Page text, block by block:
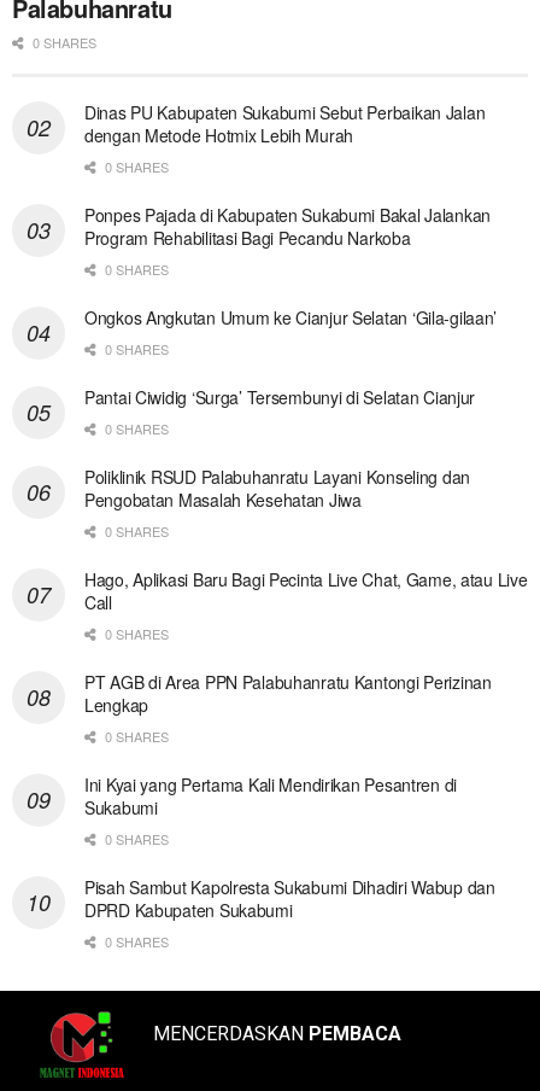
Palabuhanratu
0 SHARES
Dinas PU Kabupaten Sukabumi Sebut Perbaikan Jalan
dengan Metode Hotmix Lebih Murah
0 SHARES
Ponpes Pajada di Kabupaten Sukabumi Bakal Jalankan
Program Rehabilitasi Bagi Pecandu Narkoba
0 SHARES
Ongkos Angkutan Umum ke Cianjur Selatan ‘Gila-gilaan’
0 SHARES
Pantai Ciwidig ‘Surga’ Tersembunyi di Selatan Cianjur
0 SHARES
Poliklinik RSUD Palabuhanratu Layani Konseling dan
Pengobatan Masalah Kesehatan Jiwa
0 SHARES
Hago, Aplikasi Baru Bagi Pecinta Live Chat, Game, atau Live
Call
0 SHARES
PT AGB di Area PPN Palabuhanratu Kantongi Perizinan
Lengkap
0 SHARES
Ini Kyai yang Pertama Kali Mendirikan Pesantren di
Sukabumi
0 SHARES
Pisah Sambut Kapolresta Sukabumi Dihadiri Wabup dan
DPRD Kabupaten Sukabumi
0 SHARES
MENCERDASKAN PEMBACA